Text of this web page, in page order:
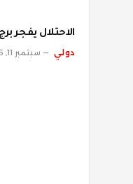
الاحتلال يفجر
دولي سبتمبر 11, 2025